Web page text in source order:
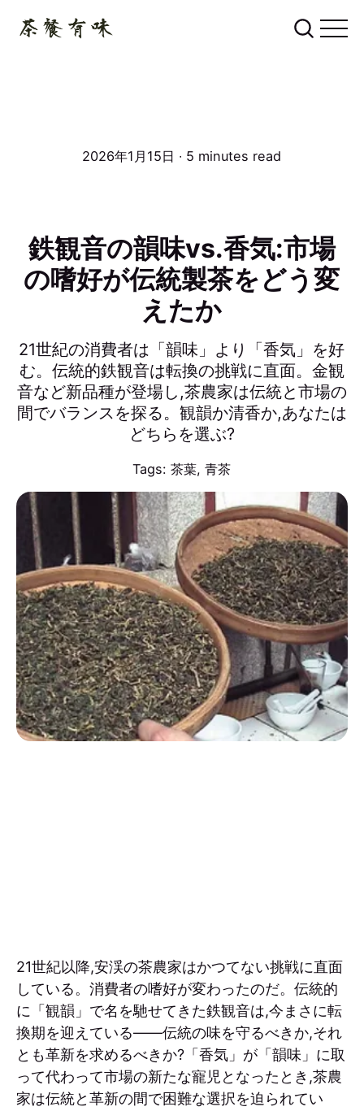
2026年1月15日 ∙ 5 minutes read
鉄観音の韻味vs.香気:市場
の嗜好が伝統製茶をどう変
えたか
21世紀の消費者は「韻味」より「香気」を好
む。伝統的鉄観音は転換の挑戦に直面。金観
音など新品種が登場し,茶農家は伝統と市場の
間でバランスを探る。観韻か清香か,あなたは
どちらを選ぶ?
Tags:茶葉,青茶
21世紀以降,安渓の茶農家はかつてない挑戦に直面
している。消費者の嗜好が変わったのだ。伝統的
に「観韻」で名を馳せてきた鉄観音は,今まさに転
換期を迎えている——伝統の味を守るべきか,それ
とも革新を求めるべきか?「香気」が「韻味」に取
って代わって市場の新たな寵児となったとき,茶農
家は伝統と革新の間で困難な選択を迫られてい